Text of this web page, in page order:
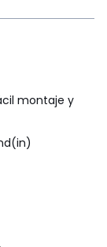
montaje y